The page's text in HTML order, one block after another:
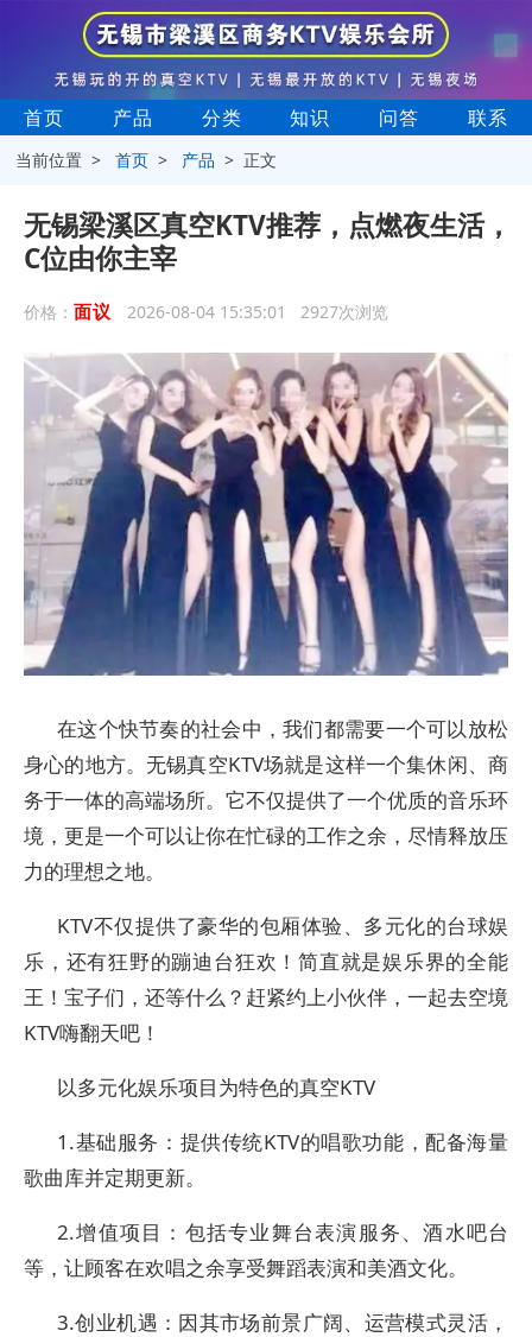
首页 产品 分类 知识 问答 联系
当前位置 >首页 > 产品 > 正文
无锡梁溪区真空KTV推荐，点燃夜生活，
C位由你主宰
价格： 面议 2026-08-04 15:35:01 2927次浏览
在这个快节奏的社会中，我们都需要一个可以放松
身心的地方。无锡真空KTV场就是这样一个集休闲、商
务于一体的高端场所。它不仅提供了一个优质的音乐环
境，更是一个可以让你在忙碌的工作之余，尽情释放压
力的理想之地。
KTV不仅提供了豪华的包厢体验、多元化的台球娱
乐，还有狂野的蹦迪台狂欢！简直就是娱乐界的全能
王！宝子们，还等什么？赶紧约上小伙伴，一起去空境
KTV嗨翻天吧！
以多元化娱乐项目为特色的真空KTV
1.基础服务：提供传统KTV的唱歌功能，配备海量
歌曲库并定期更新。
2.增值项目：包括专业舞台表演服务、酒水吧台
等，让顾客在欢唱之余享受舞蹈表演和美酒文化。
3.创业机遇：因其市场前景广阔、运营模式灵活，